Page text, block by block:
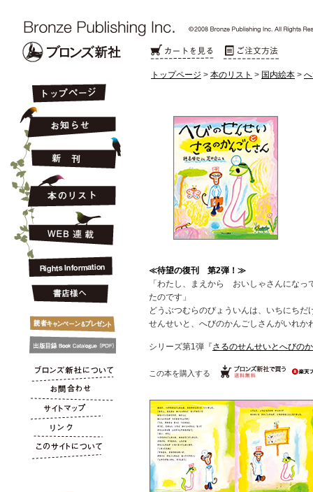
トップページ > 本のリスト > 国内絵本 >
≪待望の復刊 第2弾！≫
「わたし、まえから おいしゃさんにな
たのです」
どうぶつむらのびょういんは、いちにちだ
せんせいと、へびのかんごしさんがいれ
シリーズ第1弾『さるのせんせいとへびの
この本を購入する